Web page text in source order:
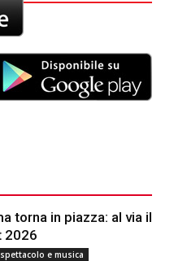
torna in piazza: al via il
2026
e musica